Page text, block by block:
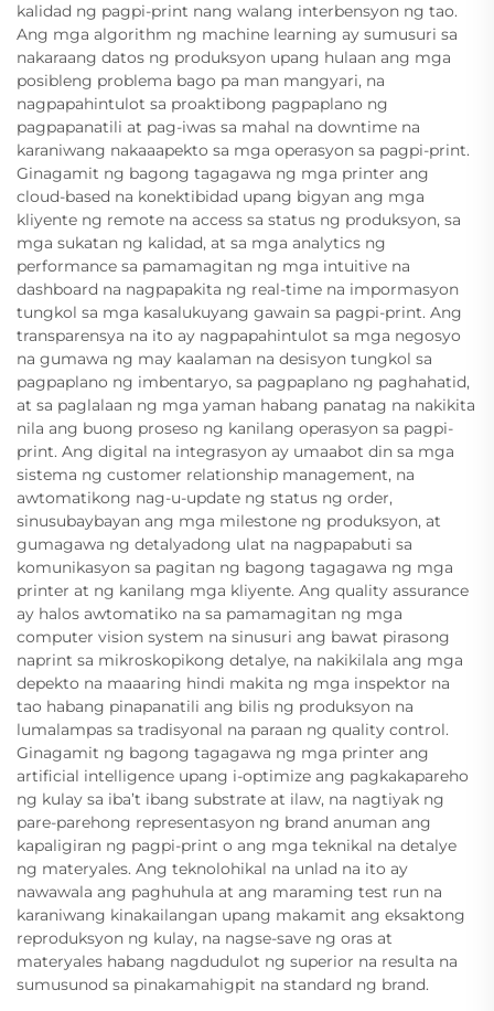
kalidad ng pagpi-print nang walang interbensyon ng tao.
Ang mga algorithm ng machine learning ay sumusuri sa
nakaraang datos ng produksyon upang hulaan ang mga
posibleng problema bago pa man mangyari, na
nagpapahintulot sa proaktibong pagpaplano ng
pagpapanatili at pag-iwas sa mahal na downtime na
karaniwang nakaaapekto sa mga operasyon sa pagpi-print.
Ginagamit ng bagong tagagawa ng mga printer ang
cloud-based na konektibidad upang bigyan ang mga
kliyente ng remote na access sa status ng produksyon, sa
mga sukatan ng kalidad, at sa mga analytics ng
performance sa pamamagitan ng mga intuitive na
dashboard na nagpapakita ng real-time na impormasyon
tungkol sa mga kasalukuyang gawain sa pagpi-print. Ang
transparensya na ito ay nagpapahintulot sa mga negosyo
na gumawa ng may kaalaman na desisyon tungkol sa
pagpaplano ng imbentaryo, sa pagpaplano ng paghahatid,
at sa paglalaan ng mga yaman habang panatag na nakikita
nila ang buong proseso ng kanilang operasyon sa pagpi-
print. Ang digital na integrasyon ay umaabot din sa mga
sistema ng customer relationship management, na
awtomatikong nag-u-update ng status ng order,
sinusubaybayan ang mga milestone ng produksyon, at
gumagawa ng detalyadong ulat na nagpapabuti sa
komunikasyon sa pagitan ng bagong tagagawa ng mga
printer at ng kanilang mga kliyente. Ang quality assurance
ay halos awtomatiko na sa pamamagitan ng mga
computer vision system na sinusuri ang bawat pirasong
naprint sa mikroskopikong detalye, na nakikilala ang mga
depekto na maaaring hindi makita ng mga inspektor na
tao habang pinapanatili ang bilis ng produksyon na
lumalampas sa tradisyonal na paraan ng quality control.
Ginagamit ng bagong tagagawa ng mga printer ang
artificial intelligence upang i-optimize ang pagkakapareho
ng kulay sa iba’t ibang substrate at ilaw, na nagtiyak ng
pare-parehong representasyon ng brand anuman ang
kapaligiran ng pagpi-print o ang mga teknikal na detalye
ng materyales. Ang teknolohikal na unlad na ito ay
nawawala ang paghuhula at ang maraming test run na
karaniwang kinakailangan upang makamit ang eksaktong
reproduksyon ng kulay, na nagse-save ng oras at
materyales habang nagdudulot ng superior na resulta na
sumusunod sa pinakamahigpit na standard ng brand.